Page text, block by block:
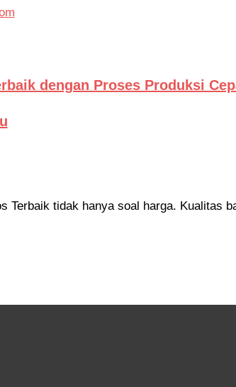
dengan Proses Produksi
Terbaik tidak hanya soal harga. Kualitas